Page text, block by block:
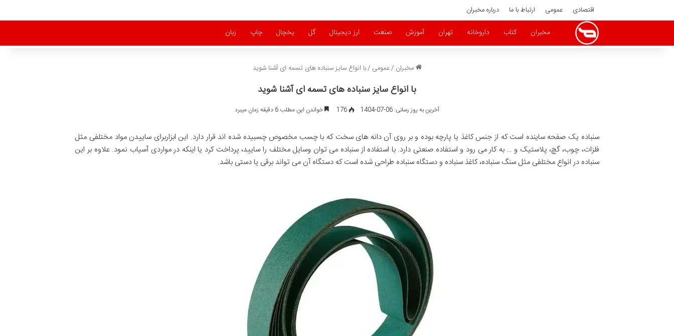
اقتصادی عمومی ارتباط با ما درباره مخبران
مخبران کتاب داروخانه تهران آموزش صنعت ارز دیجیتال گل یخچال چاپ زبان
مخبران /عمومی /با انواع سایز سنباده های تسمه ای آشنا شوید
با انواع سایز سنباده های تسمه ای آشنا شوید
آخرین به روز رسانی: 06-07-1404 176 خواندن این مطلب 6 دقیقه زمان میبرد
سنباده یک صفحه ساینده است که از جنس کاغذ یا پارچه بوده و بر روی آن دانه های سخت که با چسب مخصوص چسبیده شده اند قرار دارد. این ابزاربرای ساییدن مواد مختلفی مثل
فلزات، چوب، گچ، پلاستیک و … به کار می رود و استفاده صنعتی دارد. با استفاده از سنباده می توان وسایل مختلف را سایید، پرداخت کرد یا اینکه در مواردی آسیاب نمود. علاوه بر این
سنباده در انواع مختلفی مثل سنگ سنباده، کاغذ سنباده و دستگاه سنباده طراحی شده است که دستگاه آن می تواند برقی یا دستی باشد.